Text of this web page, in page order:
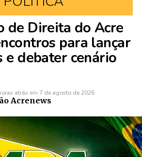
de Direita do Acre
para lançar
e debater cenário
atrás em 7 de agosto de 2026
Acrenews